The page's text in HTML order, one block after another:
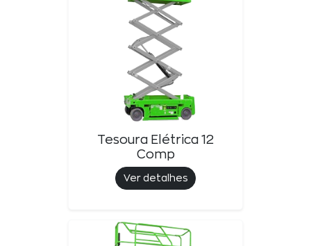
Tesoura Elétrica 12
Comp
Ver detalhes